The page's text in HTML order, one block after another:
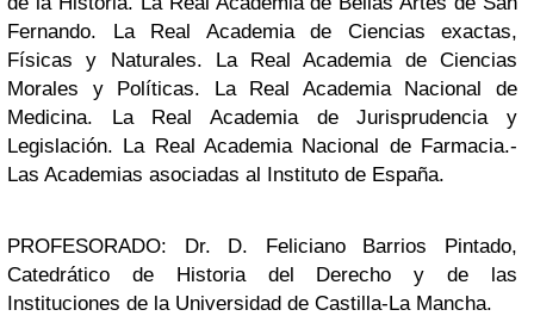
Fernando. La Real Academia de Ciencias exactas,
Físicas y Naturales. La Real Academia de Ciencias
Morales y Políticas. La Real Academia Nacional de
Medicina. La Real Academia de Jurisprudencia y
Legislación. La Real Academia Nacional de Farmacia.-
Las Academias asociadas al Instituto de España.
PROFESORADO: Dr. D. Feliciano Barrios Pintado,
Catedrático de Historia del Derecho y de las
Instituciones de la Universidad de Castilla-La Mancha.